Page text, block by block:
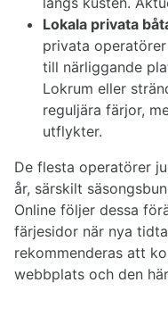
Lokala privata
privata
till närliggande
Lokrum eller
reguljära färjor,
utflykter.
De flesta operatörer
år, särskilt
Online följer dessa
färjesidor när nya
rekommenderas att
webbplats och den